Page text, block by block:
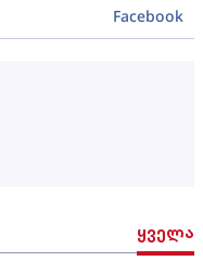
ყველა
Facebook